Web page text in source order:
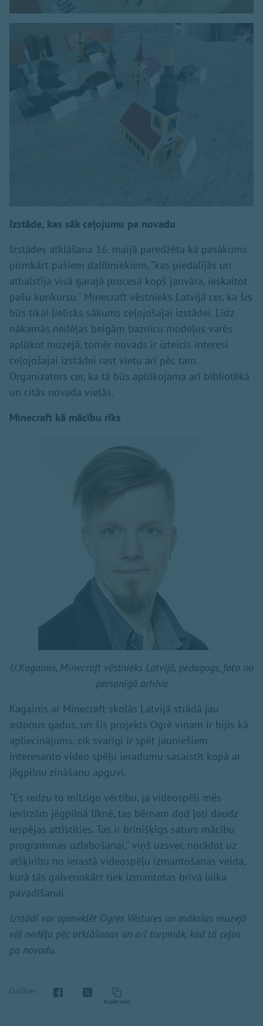
Izstāde, kas sāk ceļojumu pa novadu
Izstādes atklāšana 16. maijā paredzēta kā pasākums
pirmkārt pašiem dalībniekiem, “kas piedalījās un
atbalstīja visā garajā procesā kopš janvāra, ieskaitot
pašu konkursu." Minecraft vēstnieks Latvijā cer, ka šis
būs tikai lielisks sākums ceļojošajai izstādei. Līdz
nākamās nedēļas beigām baznīcu modeļus varēs
aplūkot muzejā, tomēr novads ir izteicis interesi
ceļojošajai izstādei rast vietu arī pēc tam.
Organizators cer, ka tā būs aplūkojama arī bibliotēkā
un citās novada vietās.
Minecraft kā mācību rīks
U.Kagainis, Minecraft vēstnieks Latvijā, pedagogs, foto no
personīgā arhīva
Kagainis ar Minecraft skolās Latvijā strādā jau
astoņus gadus, un šis projekts Ogrē viņam ir bijis kā
apliecinājums, cik svarīgi ir spēt jauniešiem
interesanto video spēļu ieradumu sasaistīt kopā ar
jēgpilnu zināšanu apguvi.
"Es redzu to milzīgo vērtību, ja videospēli mēs
ievirzām jēgpilnā līknē, tas bērnam dod ļoti daudz
iespējas attīstīties. Tas ir brīnišķīgs saturs mācību
programmas uzlabošanai," viņš uzsver, norādot uz
atšķirību no ierastā videospēļu izmantošanas veida,
kurā tās galvenokārt tiek izmantotas brīvā laika
pavadīšanai.
Izstādi var apmeklēt Ogres Vēstures un mākslas muzejā
vēl nedēļu pēc atklāšanas un arī turpmāk, kad tā ceļos
pa novadu.
Dalīties
Kopēt saiti